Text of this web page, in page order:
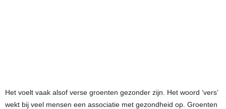
Het voelt vaak alsof verse groenten gezonder zijn. Het woord ‘vers’
wekt bij veel mensen een associatie met gezondheid op. Groenten